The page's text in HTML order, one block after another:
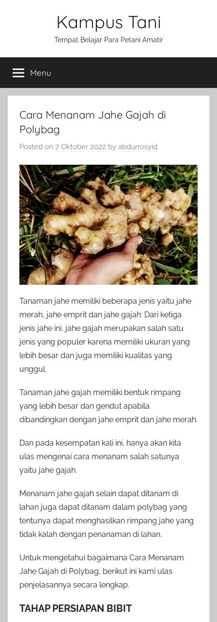
Kampus Tani
Tempat Belajar Para Petani Amatir
Menu
Cara Menanam Jahe Gajah di
Polybag
Posted on 7 Oktober 2022 by abdurrosyid
Tanaman jahe memiliki beberapa jenis yaitu jahe
merah, jahe emprit dan jahe gajah. Dari ketiga
jenis jahe ini, jahe gajah merupakan salah satu
jenis yang populer karena memiliki ukuran yang
lebih besar dan juga memiliki kualitas yang
unggul.
Tanaman jahe gajah memiliki bentuk rimpang
yang lebih besar dan gendut apabila
dibandingkan dengan jahe emprit dan jahe merah.
Dan pada kesempatan kali ini, hanya akan kita
ulas mengenai cara menanam salah satunya
yaitu jahe gajah.
Menanam jahe gajah selain dapat ditanam di
lahan juga dapat ditanam dalam polybag yang
tentunya dapat menghasilkan rimpang jahe yang
tidak kalah dengan penanaman di lahan.
Untuk mengetahui bagaimana Cara Menanam
Jahe Gajah di Polybag, berikut ini kami ulas
penjelasannya secara lengkap.
TAHAP PERSIAPAN BIBIT